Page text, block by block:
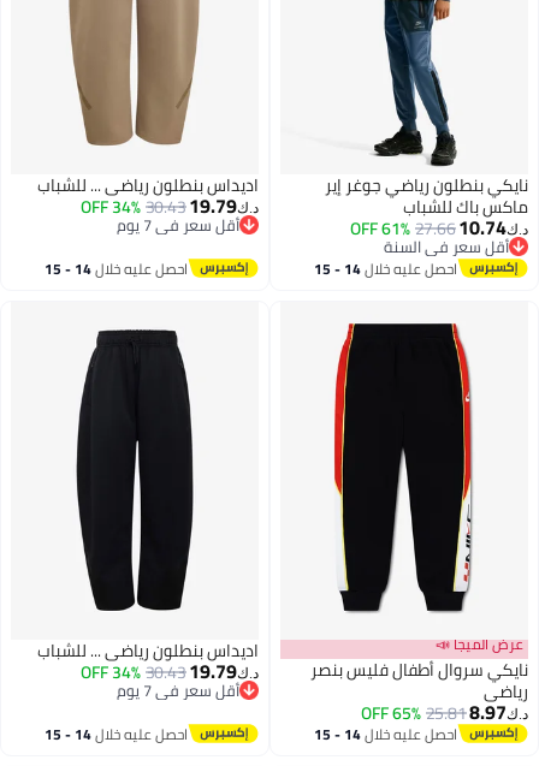
2
نايكي بنطلون رياضي جوغر إير
ماكس باك للشباب
د.ك‏10.74
27.66
61% OFF
أقل سعر في السنة
أقل سعر في السنة
احصل عليه خلال 14 - 15
اديداس بنطلون رياضي ... للشباب
د.ك‏19.79
30.43
34% OFF
أقل سعر في 7 يوم
أقل سعر في 7 يوم
احصل عليه خلال 14 - 15
2
عرض الميجا 📣
نايكي سروال أطفال فليس بنصر
رياضي
د.ك‏8.97
25.81
65% OFF
احصل عليه خلال 14 - 15
اديداس بنطلون رياضي ... للشباب
د.ك‏19.79
30.43
34% OFF
أقل سعر في 7 يوم
أقل سعر في 7 يوم
احصل عليه خلال 14 - 15